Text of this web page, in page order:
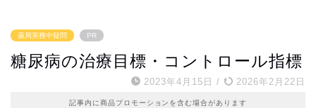
薬局実務中疑問 PR
糖尿病の治療目標・コントロール指標
2023年4月15日 / 2026年2月22日
記事内に商品プロモーションを含む場合があります